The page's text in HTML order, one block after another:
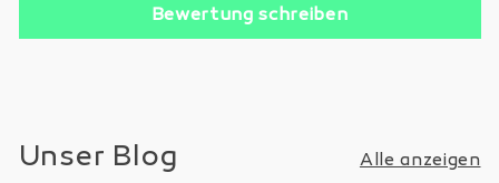
Bewertung schreiben
Unser Blog Alle anzeigen